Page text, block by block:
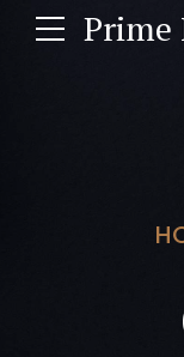
Prime